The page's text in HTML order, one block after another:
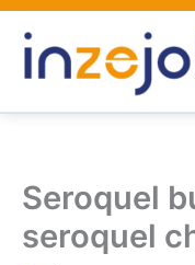
Aller
contenu
Seroquel
seroquel